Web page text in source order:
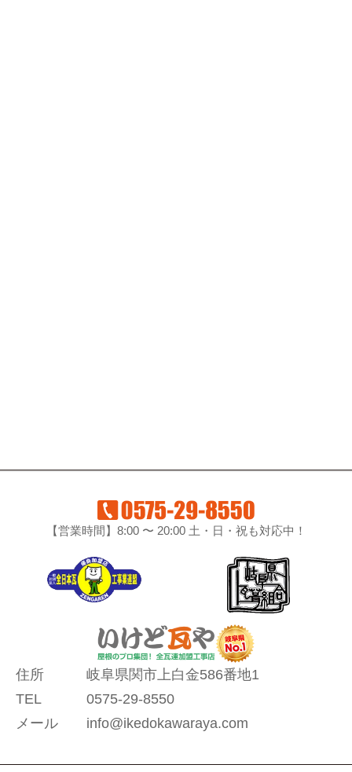
【営業時間】8:00 〜 20:00 土・日・祝も対応中！
住所
岐阜県関市上白金586番地1
TEL
0575-29-8550
メール
info@ikedokawaraya.com